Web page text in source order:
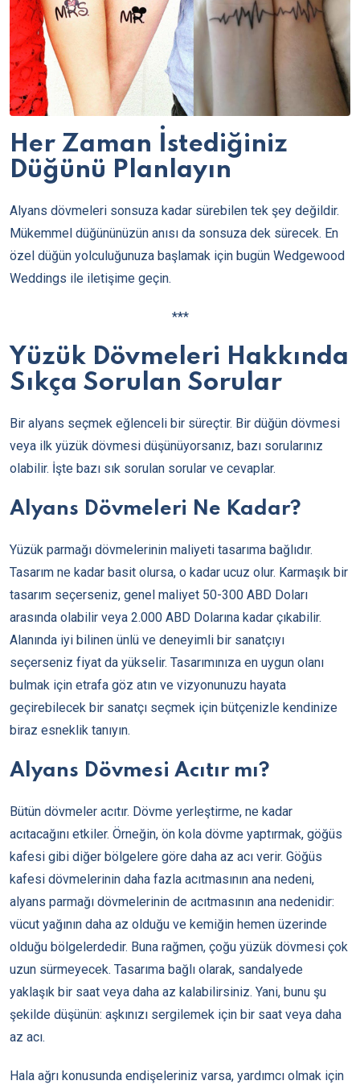
Her Zaman İstediğiniz
Düğünü Planlayın
Alyans dövmeleri sonsuza kadar sürebilen tek şey değildir.
Mükemmel düğününüzün anısı da sonsuza dek sürecek. En
özel düğün yolculuğunuza başlamak için bugün Wedgewood
Weddings ile iletişime geçin.
***
Yüzük Dövmeleri Hakkında
Sıkça Sorulan Sorular
Bir alyans seçmek eğlenceli bir süreçtir. Bir düğün dövmesi
veya ilk yüzük dövmesi düşünüyorsanız, bazı sorularınız
olabilir. İşte bazı sık sorulan sorular ve cevaplar.
Alyans Dövmeleri Ne Kadar?
Yüzük parmağı dövmelerinin maliyeti tasarıma bağlıdır.
Tasarım ne kadar basit olursa, o kadar ucuz olur. Karmaşık bir
tasarım seçerseniz, genel maliyet 50-300 ABD Doları
arasında olabilir veya 2.000 ABD Dolarına kadar çıkabilir.
Alanında iyi bilinen ünlü ve deneyimli bir sanatçıyı
seçerseniz fiyat da yükselir. Tasarımınıza en uygun olanı
bulmak için etrafa göz atın ve vizyonunuzu hayata
geçirebilecek bir sanatçı seçmek için bütçenizle kendinize
biraz esneklik tanıyın.
Alyans Dövmesi Acıtır mı?
Bütün dövmeler acıtır. Dövme yerleştirme, ne kadar
acıtacağını etkiler. Örneğin, ön kola dövme yaptırmak, göğüs
kafesi gibi diğer bölgelere göre daha az acı verir. Göğüs
kafesi dövmelerinin daha fazla acıtmasının ana nedeni,
alyans parmağı dövmelerinin de acıtmasının ana nedenidir:
vücut yağının daha az olduğu ve kemiğin hemen üzerinde
olduğu bölgelerdedir. Buna rağmen, çoğu yüzük dövmesi çok
uzun sürmeyecek. Tasarıma bağlı olarak, sandalyede
yaklaşık bir saat veya daha az kalabilirsiniz. Yani, bunu şu
şekilde düşünün: aşkınızı sergilemek için bir saat veya daha
az acı.
Hala ağrı konusunda endişeleriniz varsa, yardımcı olmak için